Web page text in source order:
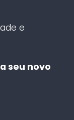
e
seu novo